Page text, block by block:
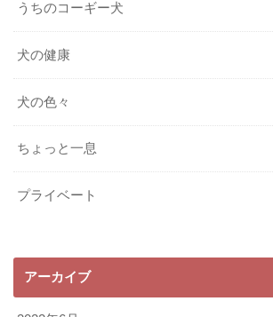
うちのコーギー犬
犬の健康
犬の色々
ちょっと一息
プライベート
アーカイブ